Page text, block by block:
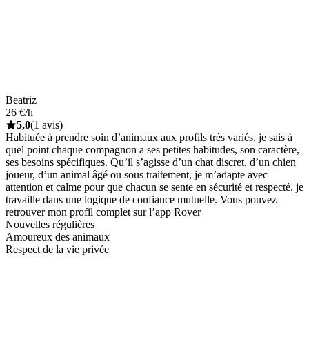
Beatriz
26 €/h
5,0(1 avis)
Habituée à prendre soin d’animaux aux profils très variés, je sais à
quel point chaque compagnon a ses petites habitudes, son caractère,
ses besoins spécifiques. Qu’il s’agisse d’un chat discret, d’un chien
joueur, d’un animal âgé ou sous traitement, je m’adapte avec
attention et calme pour que chacun se sente en sécurité et respecté. je
travaille dans une logique de confiance mutuelle. Vous pouvez
retrouver mon profil complet sur l’app Rover
Nouvelles régulières
Amoureux des animaux
Respect de la vie privée